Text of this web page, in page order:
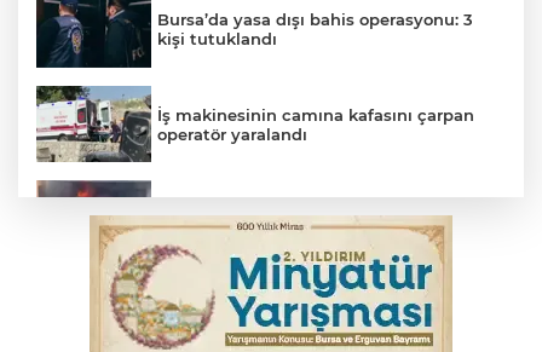
Bursa’da yasa dışı bahis operasyonu: 3
kişi tutuklandı
İş makinesinin camına kafasını çarpan
operatör yaralandı
sıçrayan alevler söndürüldü
Otomobil kanala uçtu: 2 yaralı